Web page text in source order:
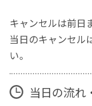
キャンセルは前日
当日のキャンセル
い。
当日の流れ